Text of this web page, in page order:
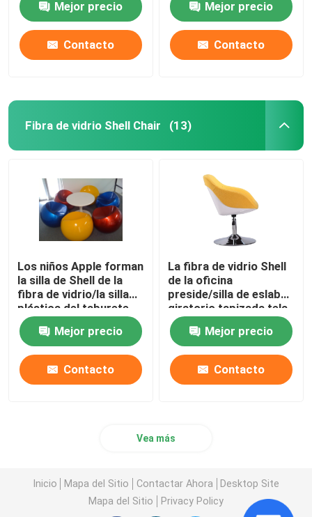
Mejor precio
Contacto
Mejor precio
Contacto
Fibra de vidrio Shell Chair (13)
Los niños Apple forman
la silla de Shell de la
fibra de vidrio/la silla
plástica del taburete
de la bola
Mejor precio
Contacto
La fibra de vidrio Shell
de la oficina
preside/silla de eslabón
giratorio tapizada tela
sin las ruedas
Mejor precio
Contacto
Vea más
Inicio Mapa del Sitio Contactar Ahora
Desktop Site
Mapa del Sitio
Privacy Policy